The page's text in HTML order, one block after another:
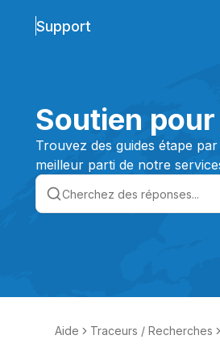
Support
Soutien
Trouvez des guides étape
meilleur parti de notre
Aide Traceurs / Recherches